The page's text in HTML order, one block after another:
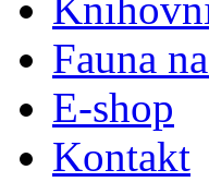
Fauna
E-shop
Kontakt